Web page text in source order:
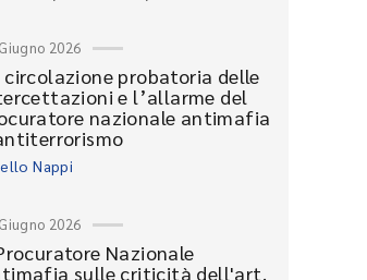
2026
circolazione probatoria delle
e l’allarme del
nazionale antimafia
Nappi
2026
Nazionale
sulle criticità dell'art.